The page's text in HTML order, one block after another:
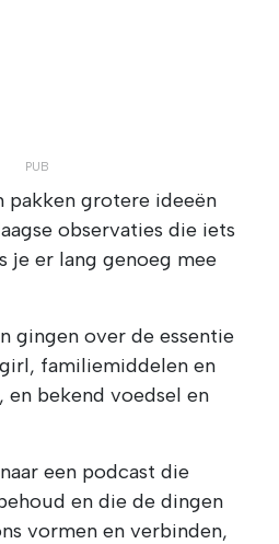
pakken grotere ideeën
observaties die iets
je er lang genoeg mee
gingen over de essentie
familiemiddelen en
bekend voedsel en
een podcast die
en die de dingen
vormen en verbinden,